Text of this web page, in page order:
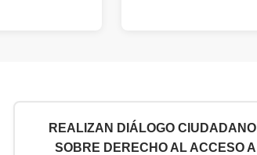
REALIZAN DIÁLOGO CIUDADANO
SOBRE DERECHO AL ACCESO A